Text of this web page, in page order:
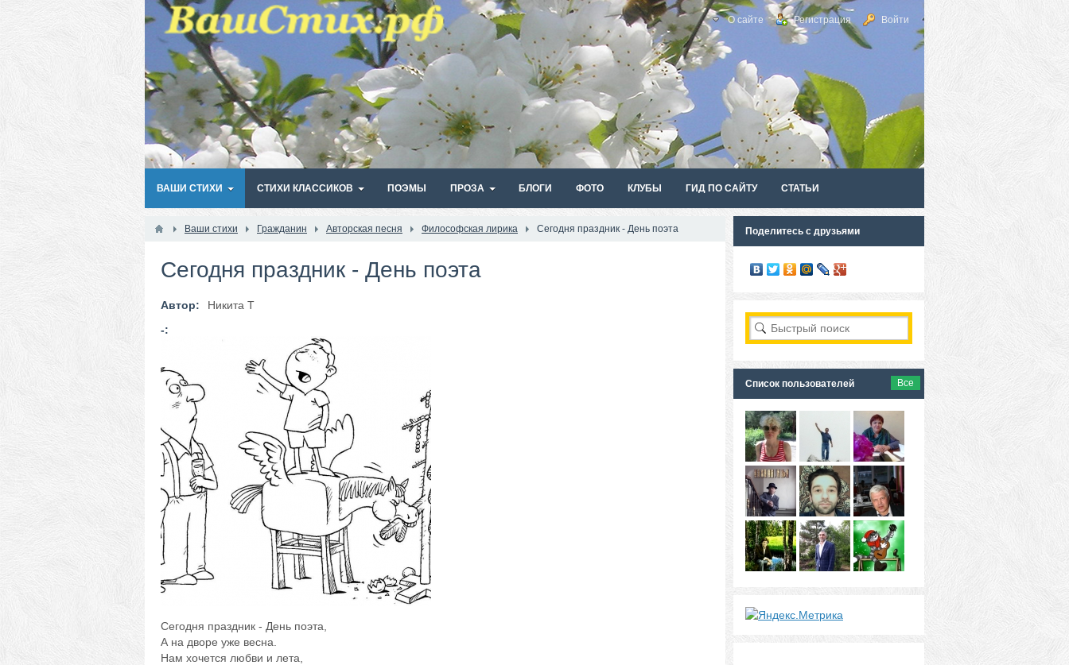
О сайте Регистрация Войти
ВАШИ СТИХИ СТИХИ КЛАССИКОВ ПОЭМЫ ПРОЗА БЛОГИ ФОТО КЛУБЫ ГИД ПО САЙТУ СТАТЬИ
Ваши стихи Гражданин Авторская песня Философская лирика Сегодня праздник - День поэта
Сегодня праздник - День поэта
Автор:
Никита Т
-:
Сегодня праздник - День поэта,
А на дворе уже весна.
Нам хочется любви и лета,
Поделитесь с друзьями
Список пользователей Все